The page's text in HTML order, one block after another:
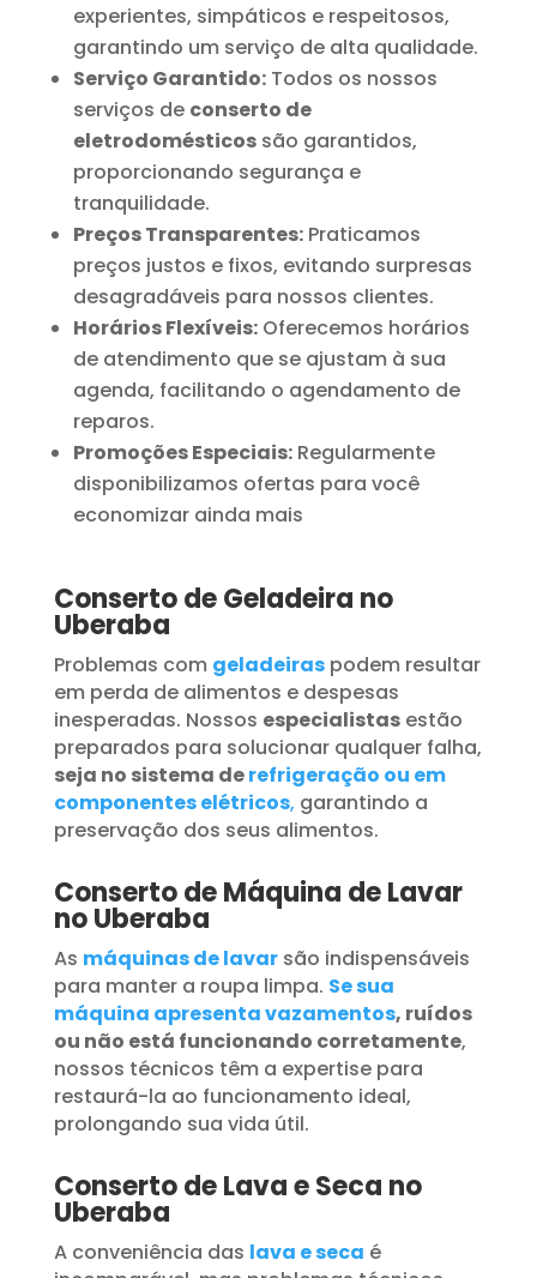
experientes, simpáticos e respeitosos,
garantindo um serviço de alta qualidade.
Serviço Garantido:Todos os nossos
serviços de conserto de
eletrodomésticossão garantidos,
proporcionando segurança e
tranquilidade.
Preços Transparentes:Praticamos
preços justos e fixos, evitando surpresas
desagradáveis para nossos clientes.
Horários Flexíveis:Oferecemos horários
de atendimento que se ajustam à sua
agenda, facilitando o agendamento de
reparos.
Promoções Especiais:Regularmente
disponibilizamos ofertas para você
economizar ainda mais
Conserto de Geladeira no
Uberaba
Problemas com geladeiraspodem resultar
em perda de alimentos e despesas
inesperadas. Nossos especialistasestão
preparados para solucionar qualquer falha,
seja no sistema derefrigeração ou em
componentes elétricos, garantindo a
preservação dos seus alimentos.
Conserto de Máquina de Lavar
no Uberaba
As máquinas de lavar são indispensáveis
para manter a roupa limpa. Se sua
máquina apresenta vazamentos, ruídos
ou não está funcionando corretamente,
nossos técnicos têm a expertise para
restaurá-la ao funcionamento ideal,
prolongando sua vida útil.
Conserto de Lava e Seca no
Uberaba
A conveniência das lava e seca é